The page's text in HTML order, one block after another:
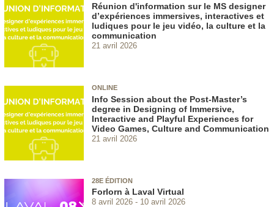
Réunion d'information sur le MS designer
d’expériences immersives, interactives et
ludiques pour le jeu vidéo, la culture et la
communication
21 avril 2026
ONLINE
Info Session about the Post-Master’s
degree in Designing of Immersive,
Interactive and Playful Experiences for
Video Games, Culture and Communication
21 avril 2026
28E ÉDITION
Forlorn à Laval Virtual
8 avril 2026 10 avril 2026